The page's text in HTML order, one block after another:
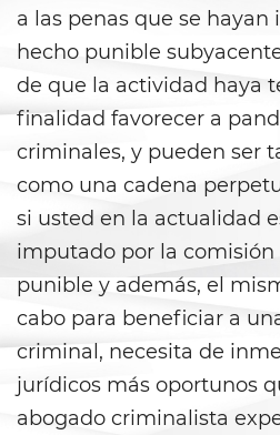
Vandalismo
Delitos de Armas
Armas
Descarga
Arma de
La Ley de
Portar un
Cargada
Portar un
Oculta
a las penas que se hayan
hecho punible
de que la actividad haya
finalidad favorecer a
criminales, y pueden ser
como una cadena
si usted en la actualidad
imputado por la comisión
punible y además, el
cabo para beneficiar a
criminal, necesita de
jurídicos más oportunos
abogado criminalista